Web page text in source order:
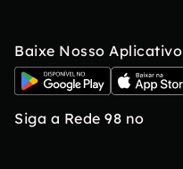
Baixe Nosso Aplicativo
Siga a Rede 98 no